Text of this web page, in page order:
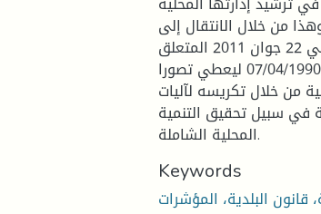
من خلال الانتقال إلى
مرحلة جديدة بإصدار قانون رقم 11-10 المؤرخ في 22 جوان 2011 المتعلق
بالبلدية، والذي جاء معدلا لقانون 90-08 المؤرخ في 07/04/1990 ليعطي تصورا
من خلال تكريسه لآليات
في سبيل تحقيق التنمية
المحلية الشاملة.
Keywords
قانون البلدية، المؤشرات